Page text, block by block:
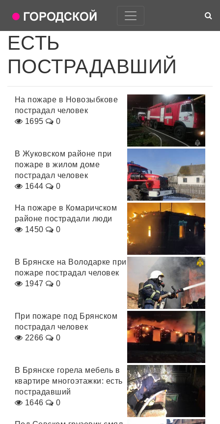
ЕСТЬ
ПОСТРАДАВШИЙ
На пожаре в Новозыбкове
пострадал человек
1695
0
В Жуковском районе при
пожаре в жилом доме
пострадал человек
1644
0
На пожаре в Комаричском
районе пострадали люди
1450
0
В Брянске на Володарке при
пожаре пострадал человек
1947
0
При пожаре под Брянском
пострадал человек
2266
0
В Брянске горела мебель в
квартире многоэтажки: есть
пострадавший
1646
0